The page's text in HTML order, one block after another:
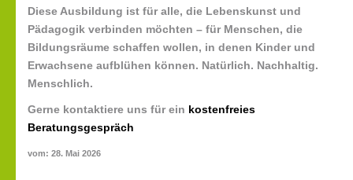
Diese Ausbildung ist für alle, die Lebenskunst und
Pädagogik verbinden möchten – für Menschen, die
Bildungsräume schaffen wollen, in denen Kinder und
Erwachsene aufblühen können. Natürlich. Nachhaltig.
Menschlich.
Gerne kontaktiere uns für ein kostenfreies
Beratungsgespräch
vom: 28. Mai 2026